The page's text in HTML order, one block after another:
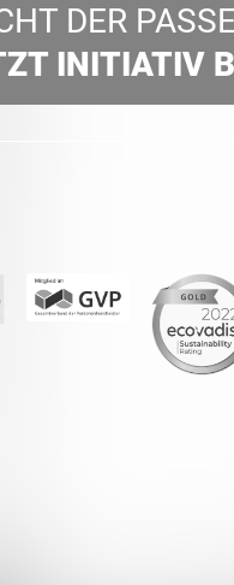
DER
INITIATIV